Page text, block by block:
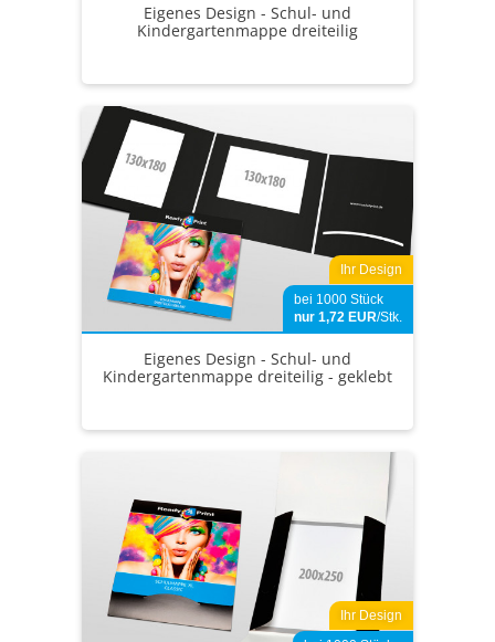
Eigenes Design - Schul- und
Kindergartenmappe dreiteilig
Ihr Design
bei 1000 Stück
nur 1,72 EUR/Stk.
Eigenes Design - Schul- und
Kindergartenmappe dreiteilig - geklebt
Ihr Design